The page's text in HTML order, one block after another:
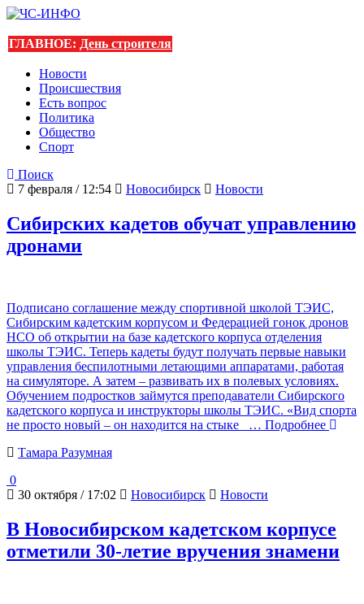
ГЛАВНОЕ: День строителя
Новости
Происшествия
Есть вопрос
Политика
Общество
Спорт
Поиск
7 февраля / 12:54
Новосибирск Новости
Сибирских кадетов обучат управлению
дронами
Подписано соглашение между спортивной школой ТЭИС,
Сибирским кадетским корпусом и Федерацией гонок дронов
НСО об открытии на базе кадетского корпуса отделения
школы ТЭИС. Теперь кадеты будут получать первые навыки
управления беспилотными летающими аппаратами, работая
на симуляторе. А затем – развивать их в полевых условиях.
Обучением подростков займутся преподаватели Сибирского
кадетского корпуса и инструкторы школы ТЭИС. «Вид спорта
не просто новый – он находится на стыке
… Подробнее
Тамара Разумная
0
30 октября / 17:02
Новосибирск Новости
В Новосибирском кадетском корпусе
отметили 30-летие вручения знамени